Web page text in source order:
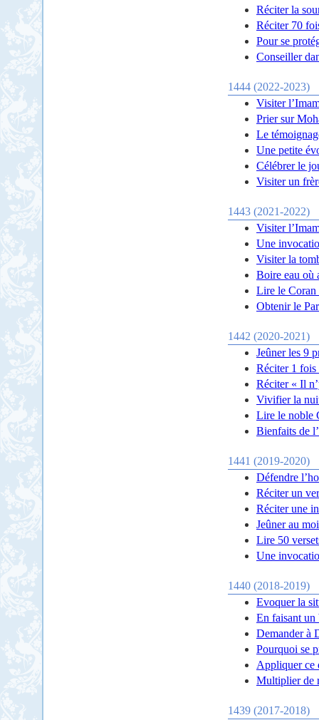
Réciter la
Réciter 70
Pour se
Conseiller
1444 (2022-2023)
Visiter
Prier sur
Le
Une petite
Célébrer le
Visiter un
1443 (2021-2022)
Visiter
Une
Visiter la
Boire eau où
Lire le Coran
Obtenir le
1442 (2020-2021)
Jeûner les 9
Réciter 1 fois
Réciter « Il
Vivifier la
Lire le noble
Bienfaits de
1441 (2019-2020)
Défendre
Réciter un
Réciter une
Jeûner au
Lire 50
Une
1440 (2018-2019)
Evoquer la
En faisant un
Demander à
Pourquoi se
Appliquer ce
Multiplier de
1439 (2017-2018)